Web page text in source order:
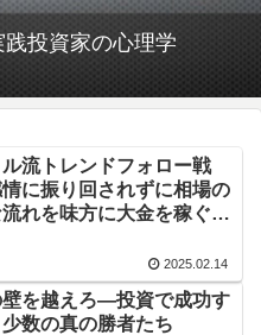
投資家の心理学
流トレンドフォロー戦
に振り回されずに相場の
れを味方に大金を稼ぐ方
2025.02.14
を越えろ―投資で成功す
数の真の勝者たち